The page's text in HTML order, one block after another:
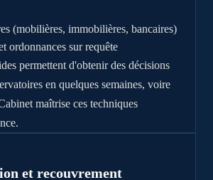
(mobilières, immobilières, bancaires)
ordonnances sur requête
permettent d'obtenir des décisions
en quelques semaines, voire
maîtrise ces techniques
et recouvrement